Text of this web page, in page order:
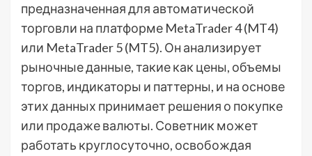
предназначенная для автоматической
торговли на платформе MetaTrader 4 (MT4)
или MetaTrader 5 (MT5). Он анализирует
рыночные данные, такие как цены, объемы
торгов, индикаторы и паттерны, и на основе
этих данных принимает решения о покупке
или продаже валюты. Советник может
работать круглосуточно, освобождая